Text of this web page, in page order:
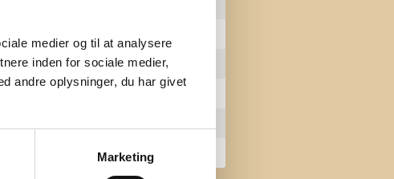
medier og til at analysere
inden for sociale medier,
andre oplysninger, du har givet
Marketing